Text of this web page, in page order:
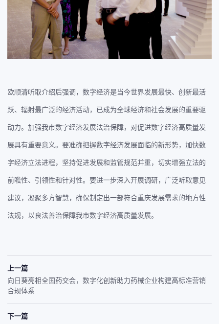
欧顺清听取介绍后强调，数字经济是当今世界发展最快、创新最活
跃、辐射最广泛的经济活动，已成为全球经济和社会发展的重要驱
动力。加强我市数字经济发展法治保障，对促进数字经济高质量发
展具有重要意义。要准确把握数字经济发展面临的新形势，加快数
字经济立法进程，坚持促进发展和监管规范并重，切实增强立法的
前瞻性、引领性和针对性。要进一步深入开展调研，广泛听取意见
建议，凝聚多方智慧，确保制定出一部符合重庆发展需求的地方性
法规，以良法善治保障我市数字经济高质量发展。
上一篇
向日葵亮相全国药交会，数字化创新助力药械企业构建高标准营销
合规体系
下一篇